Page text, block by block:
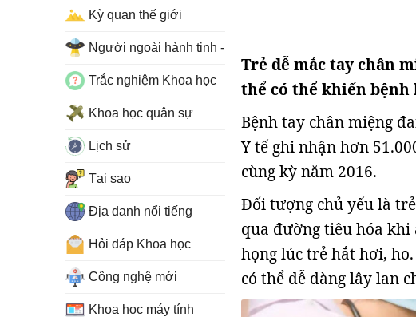
Trẻ dễ mắc tay chân
thể có thể khiến
Bệnh tay chân miệng
Y tế ghi nhận hơn
cùng kỳ năm 2016.
Đối tượng chủ yếu là
qua đường tiêu hóa
họng lúc trẻ hắt hơi,
có thể dễ dàng lây lan
Kỳ quan thế giới
Người ngoài hành tinh - UFO
Trắc nghiệm Khoa học
Khoa học quân sự
Lịch sử
Tại sao
Địa danh nổi tiếng
Hỏi đáp Khoa học
Công nghệ mới
Khoa học máy tính